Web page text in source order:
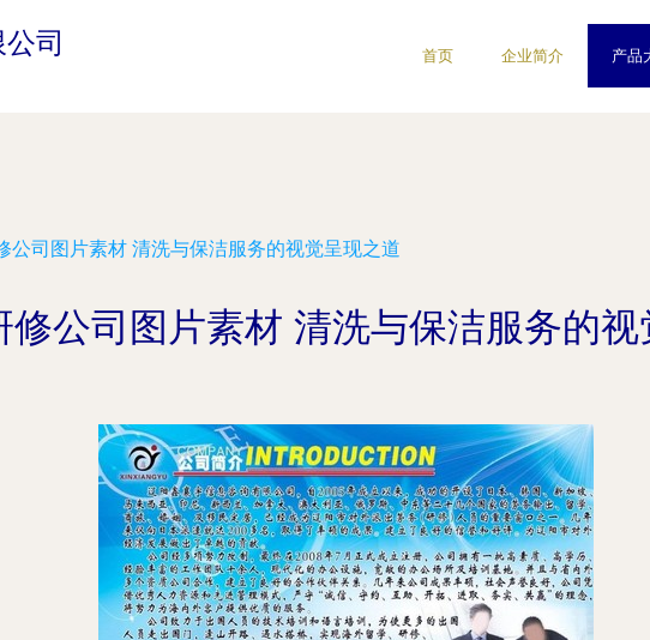
司 首页 企业简介 产品
公司图片素材 清洗与保洁服务的视觉呈现之道
修公司图片素材 清洗与保洁服务的视